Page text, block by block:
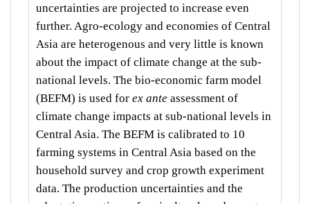
uncertainties are projected to increase even
further. Agro-ecology and economies of Central
Asia are heterogenous and very little is known
about the impact of climate change at the sub-
national levels. The bio-economic farm model
(BEFM) is used for ex ante assessment of
climate change impacts at sub-national levels in
Central Asia. The BEFM is calibrated to 10
farming systems in Central Asia based on the
household survey and crop growth experiment
data. The production uncertainties and the